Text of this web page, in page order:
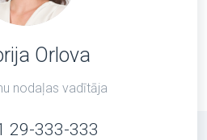
Orlova
nodaļas vadītāja
29-333-333